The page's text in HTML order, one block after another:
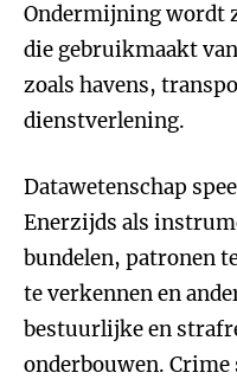
Ondermijning wordt
die gebruikmaakt
zoals havens,
dienstverlening.
Datawetenschap
Enerzijds als
bundelen, patronen
te verkennen en
bestuurlijke en
onderbouwen.